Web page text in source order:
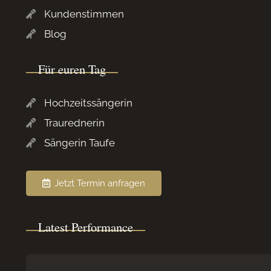
Kundenstimmen
Blog
Für euren Tag
Hochzeitssängerin
Traurednerin
Sängerin Taufe
Jetzt Termin anfragen
Latest Performance